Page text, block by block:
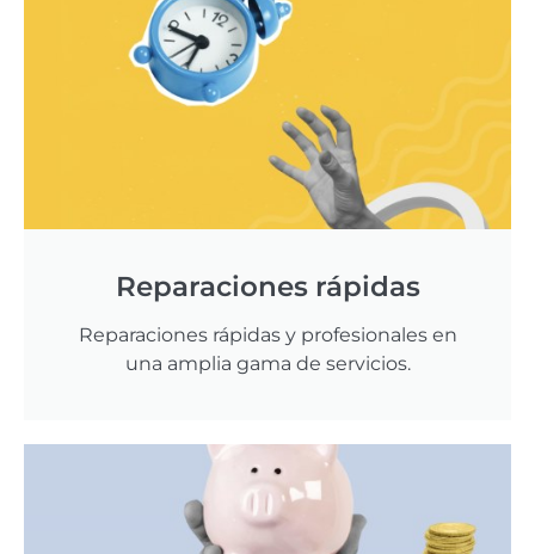
Reparaciones rápidas
Reparaciones rápidas y profesionales en
una amplia gama de servicios.